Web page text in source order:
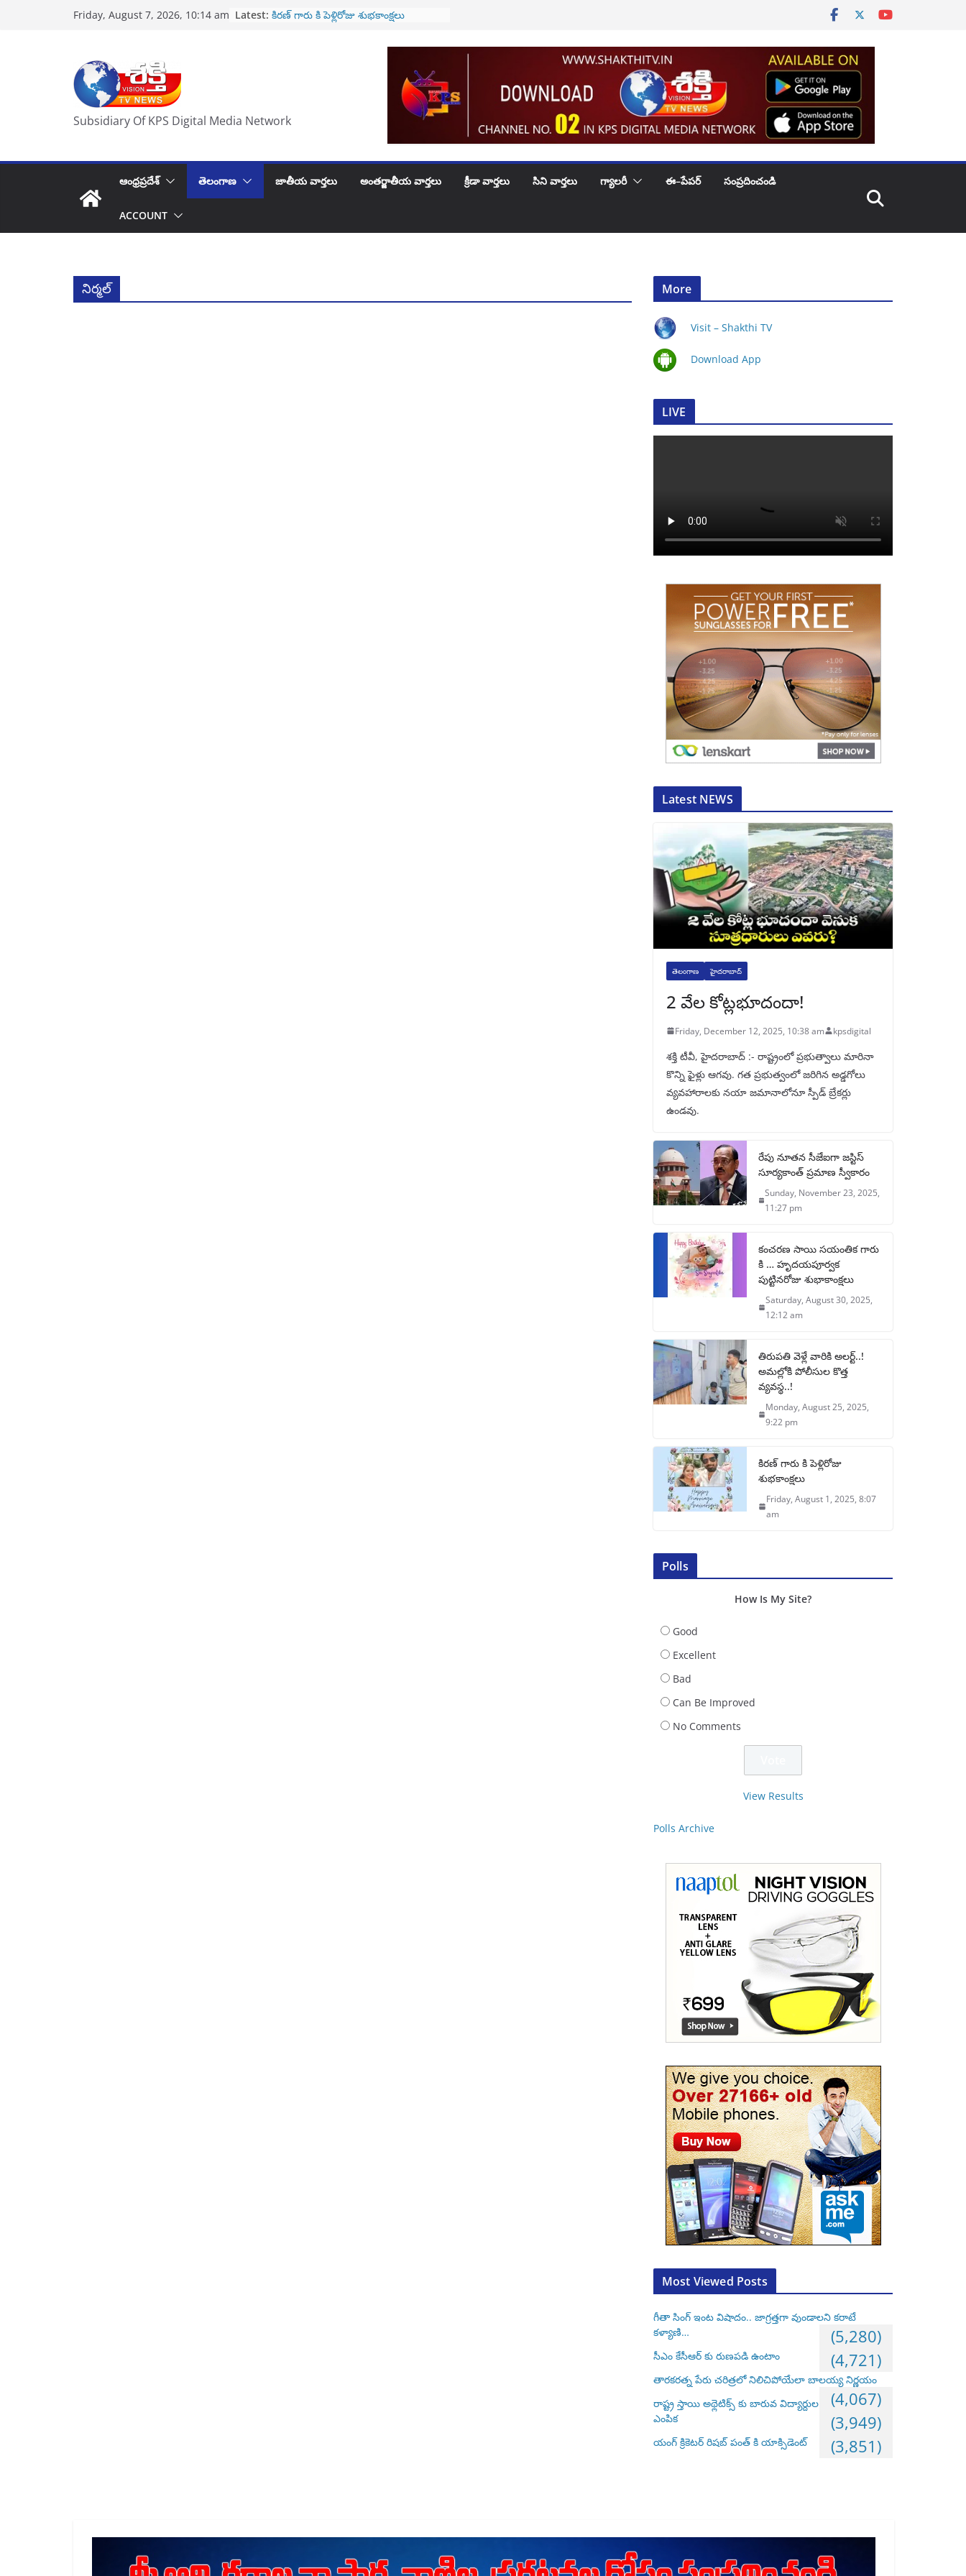
Friday, August 7, 2026, 10:14 am Latest: కిరణ్ గారు కి పెళ్లిరోజు శుభకాంక్షలు
హృదయపూర్వక పుట్టినరోజు శుభాకాంక్షలు
తిరుపతి వెళ్లే వారికి అలర్ట్..! అమల్లోకి
పోలీసుల కొత్త వ్యవస్థ..!
Subsidiary Of KPS Digital Media Network
ఆంధ్రప్రదేశ్ తెలంగాణ జాతీయ వార్తలు అంతర్జాతీయ వార్తలు క్రీడా వార్తలు సిని వార్తలు గ్యాలరీ ఈ–పేపర్ సంప్రదించండి
ACCOUNT
నిర్మల్ More
Visit – Shakthi TV
Download App
LIVE
Latest NEWS
తెలంగాణ హైదరాబాద్
2 వేల కోట్లభూదందా!
Friday, December 12, 2025, 10:38 am kpsdigital
శక్తి టీవీ, హైదరాబాద్‌ :- రాష్ట్రంలో ప్రభుత్వాలు మారినా
కొన్ని ఫైళ్లు ఆగవు. గత ప్రభుత్వంలో జరిగిన అడ్డగోలు
వ్యవహారాలకు నయా జమానాలోనూ స్పీడ్‌ బ్రేకర్లు
ఉండవు.
రేపు నూతన సీజేఐగా జస్టిస్
సూర్యకాంత్ ప్రమాణ స్వీకారం
Sunday, November 23, 2025,
11:27 pm
కంచరణ సాయి సయంతిక గారు
కి … హృదయపూర్వక
పుట్టినరోజు శుభాకాంక్షలు
Saturday, August 30, 2025,
12:12 am
తిరుపతి వెళ్లే వారికి అలర్ట్..!
అమల్లోకి పోలీసుల కొత్త
వ్యవస్థ..!
Monday, August 25, 2025,
9:22 pm
కిరణ్ గారు కి పెళ్లిరోజు
శుభకాంక్షలు
Friday, August 1, 2025, 8:07
am
Polls
How Is My Site?
Good
Excellent
Bad
Can Be Improved
No Comments
View Results
Polls Archive
Most Viewed Posts
గీతా సింగ్ ఇంట విషాదం.. జాగ్రత్తగా వుండాలని కరాటే
కళ్యాణి…
(5,280)
సీఎం కేసీఆర్ కు రుణపడి ఉంటాం (4,721)
తారకరత్న పేరు చరిత్రలో నిలిచిపోయేలా బాలయ్య నిర్ణయం
(4,067)
రాష్ట్ర స్తాయి అథ్లెటిక్స్ కు బారువ విద్యార్దుల
ఎంపిక
(3,949)
యంగ్ క్రికెటర్ రిషబ్ పంత్ కి యాక్సిడెంట్ (3,851)